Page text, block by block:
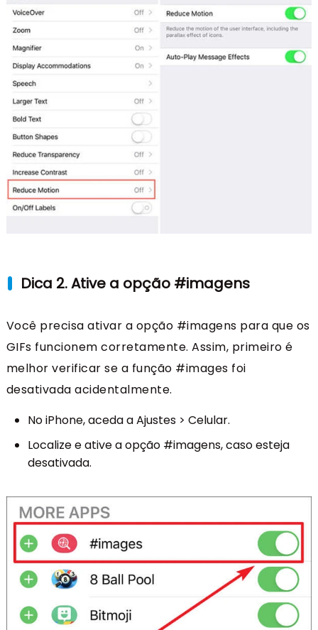
Dica 2. Ative a opção #imagens
Você precisa ativar a opção #imagens para que os
GIFs funcionem corretamente. Assim, primeiro é
melhor verificar se a função #images foi
desativada acidentalmente.
No iPhone, aceda a Ajustes > Celular.
Localize e ative a opção #imagens, caso esteja
desativada.